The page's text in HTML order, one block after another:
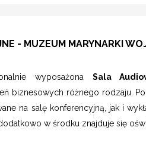
- MUZEUM MARYNARKI
wyposażona Sala
biznesowych różnego rodzaju.
na salę konferencyjną, jak i
w środku znajduje się